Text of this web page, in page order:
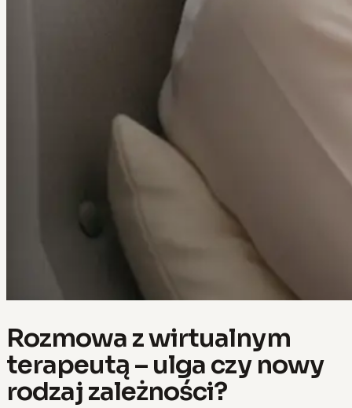
Rozmowa z wirtualnym
terapeutą – ulga czy nowy
rodzaj zależności?